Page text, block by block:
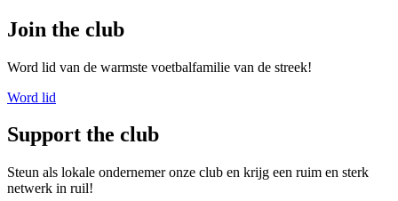
Join the club
Word lid van de warmste voetbalfamilie van de streek!
Word lid
Support the club
Steun als lokale ondernemer onze club en krijg een ruim en sterk
netwerk in ruil!